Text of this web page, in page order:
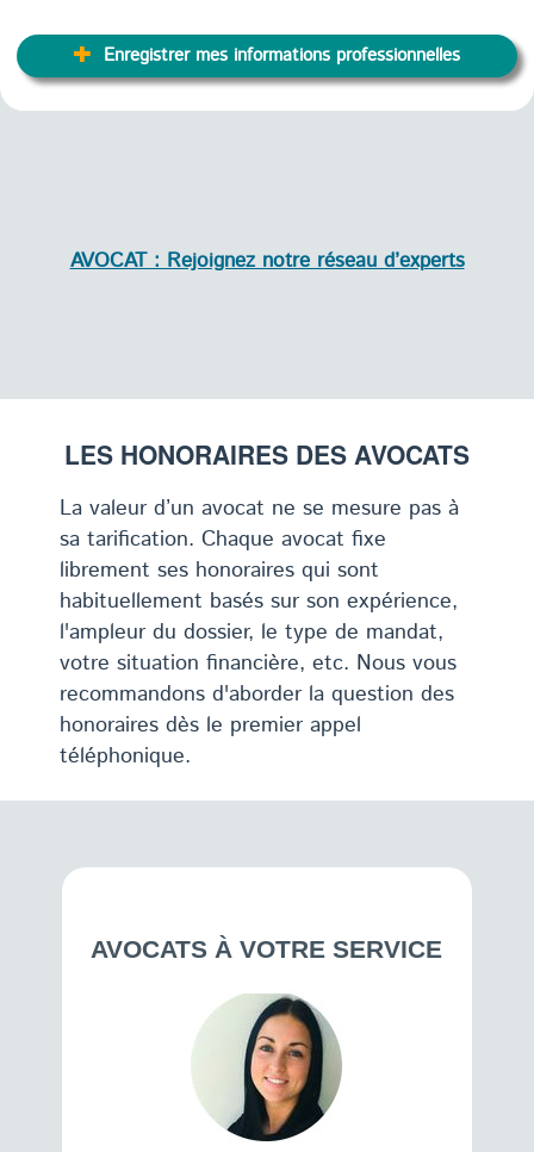
Enregistrer mes informations professionnelles
AVOCAT : Rejoignez notre réseau d’experts
LES HONORAIRES DES AVOCATS
La valeur d’un avocat ne se mesure pas à
sa tarification. Chaque avocat fixe
librement ses honoraires qui sont
habituellement basés sur son expérience,
l'ampleur du dossier, le type de mandat,
votre situation financière, etc. Nous vous
recommandons d'aborder la question des
honoraires dès le premier appel
téléphonique.
AVOCATS À VOTRE SERVICE